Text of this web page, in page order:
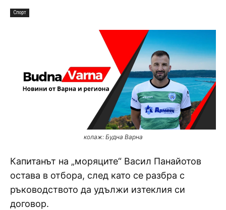
Спорт
колаж: Будна Варна
Капитанът на „моряците“ Васил Панайотов
остава в отбора, след като се разбра с
ръководството да удължи изтеклия си
договор.